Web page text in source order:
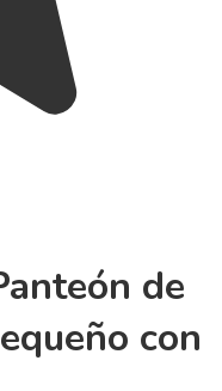
de
con